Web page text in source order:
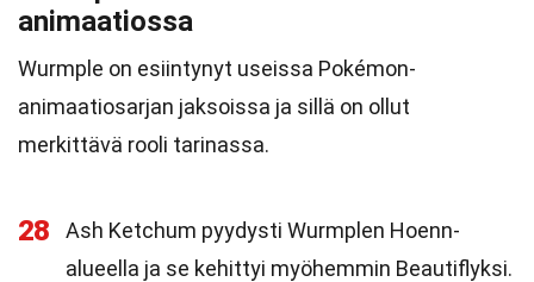
animaatiossa
Wurmple on esiintynyt useissa Pokémon-
animaatiosarjan jaksoissa ja sillä on ollut
merkittävä rooli tarinassa.
28
Ash Ketchum pyydysti Wurmplen Hoenn-
alueella ja se kehittyi myöhemmin Beautiflyksi.